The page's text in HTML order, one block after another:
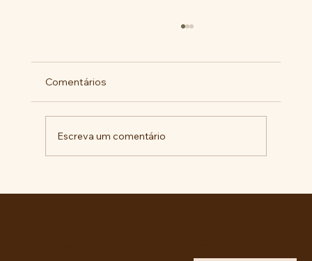
Comentários
Escreva um comentário